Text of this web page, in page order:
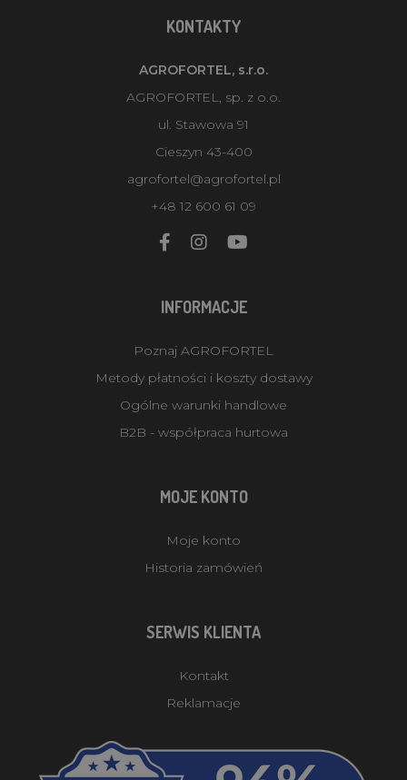
KONTAKTY
AGROFORTEL, s.r.o.
AGROFORTEL, sp. z o.o.
ul. Stawowa 91
Cieszyn 43-400
agrofortel@agrofortel.pl
+48 12 600 61 09
INFORMACJE
Poznaj AGROFORTEL
Metody płatności i koszty dostawy
Ogólne warunki handlowe
B2B - współpraca hurtowa
MOJE KONTO
Moje konto
Historia zamówień
SERWIS KLIENTA
Kontakt
Reklamacje